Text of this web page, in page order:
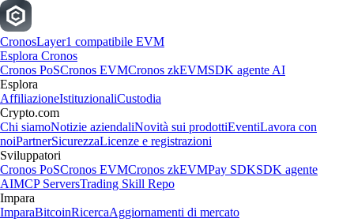
CronosLayer1 compatibile EVM
Esplora Cronos
Cronos PoSCronos EVMCronos zkEVMSDK agente AI
Esplora
AffiliazioneIstituzionaliCustodia
Crypto.com
Chi siamoNotizie aziendaliNovità sui prodottiEventiLavora con
noiPartnerSicurezzaLicenze e registrazioni
Sviluppatori
Cronos PoSCronos EVMCronos zkEVMPay SDKSDK agente
AIMCP ServersTrading Skill Repo
Impara
ImparaBitcoinRicercaAggiornamenti di mercato